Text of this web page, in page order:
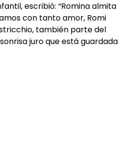
escribió: “Romina almita
con tanto amor, Romi
también parte del
juro que está guardada